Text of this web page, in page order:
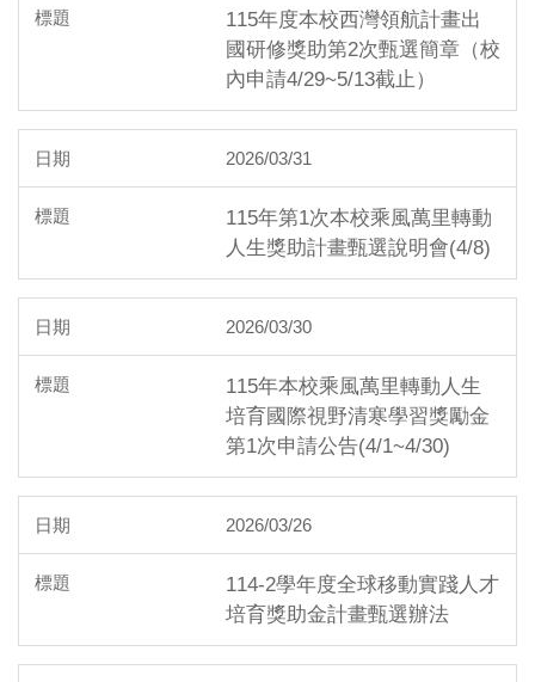
115年度本校西灣領航計畫出
國研修獎助第2次甄選簡章（校
內申請4/29~5/13截止）
2026/03/31
115年第1次本校乘風萬里轉動
人生獎助計畫甄選說明會(4/8)
2026/03/30
115年本校乘風萬里轉動人生
培育國際視野清寒學習獎勵金
第1次申請公告(4/1~4/30)
2026/03/26
114-2學年度全球移動實踐人才
培育獎助金計畫甄選辦法